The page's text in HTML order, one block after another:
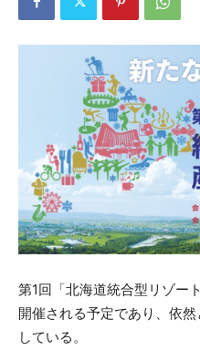
第1回「北海道統合型リゾー
開催される予定であり、依
している。